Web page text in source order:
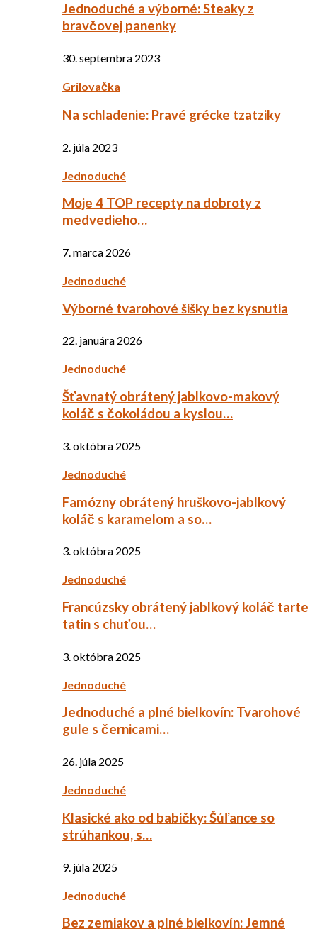
Jednoduché a výborné: Steaky z
bravčovej panenky
30. septembra 2023
Grilovačka
Na schladenie: Pravé grécke tzatziky
2. júla 2023
Jednoduché
Moje 4 TOP recepty na dobroty z
medvedieho…
7. marca 2026
Jednoduché
Výborné tvarohové šišky bez kysnutia
22. januára 2026
Jednoduché
Šťavnatý obrátený jablkovo-makový
koláč s čokoládou a kyslou…
3. októbra 2025
Jednoduché
Famózny obrátený hruškovo-jablkový
koláč s karamelom a so…
3. októbra 2025
Jednoduché
Francúzsky obrátený jablkový koláč tarte
tatin s chuťou…
3. októbra 2025
Jednoduché
Jednoduché a plné bielkovín: Tvarohové
gule s černicami…
26. júla 2025
Jednoduché
Klasické ako od babičky: Šúľance so
strúhankou, s…
9. júla 2025
Jednoduché
Bez zemiakov a plné bielkovín: Jemné